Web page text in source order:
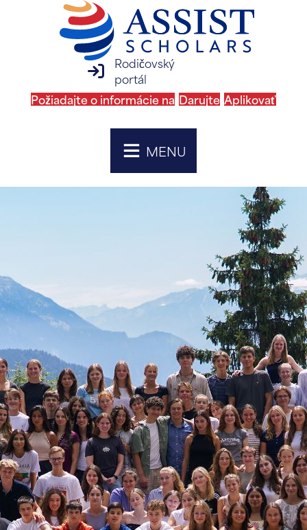
prihlásenie na rodičovský portál
Rodičovský
portál
Požiadajte o informácie na Darujte Aplikovať
MENU